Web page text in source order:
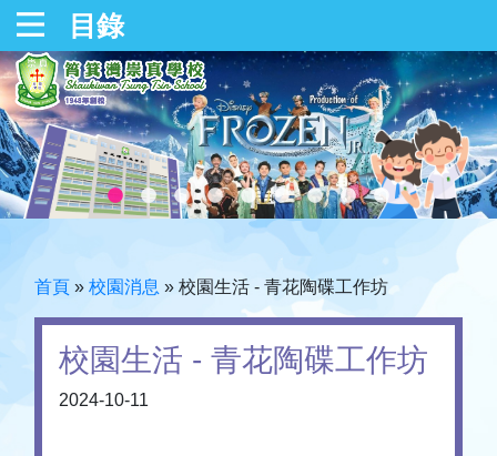
目錄
首頁 » 校園消息 » 校園生活 - 青花陶碟工作坊
校園生活 - 青花陶碟工作坊
2024-10-11